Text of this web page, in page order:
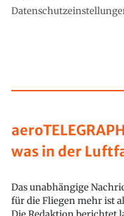
was in der
Das unabhängige
für die Fliegen mehr ist